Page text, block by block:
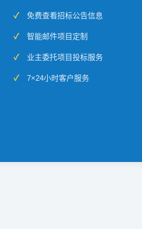
免费查看招标公告信息
智能邮件项目定制
业主委托项目投标服务
7×24小时客户服务